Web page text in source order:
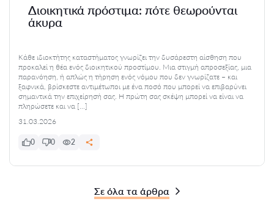
Διοικητικά πρόστιμα: πότε θεωρούνται
άκυρα
Κάθε ιδιοκτήτης καταστήματος γνωρίζει την δυσάρεστη αίσθηση που
προκαλεί η θέα ενός διοικητικού προστίμου. Μια στιγμή απροσεξίας, μια
παρανόηση, ή απλώς η τήρηση ενός νόμου που δεν γνωρίζατε – και
ξαφνικά, βρίσκεστε αντιμέτωποι με ένα ποσό που μπορεί να επιβαρύνει
σημαντικά την επιχείρησή σας. Η πρώτη σας σκέψη μπορεί να είναι να
πληρώσετε και να […]
31.03.2026
0 0 2
Σε όλα τα άρθρα